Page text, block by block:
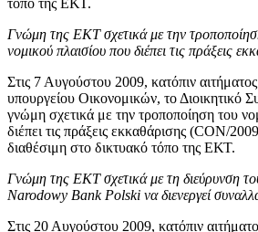
τόπο της ΕΚΤ.
Γνώμη της ΕΚΤ σχετικά με την
νομικού πλαισίου που διέπει τις πράξεις
Στις 7 Αυγούστου 2009, κατόπιν
υπουργείου Οικονομικών, το Διοικητικό
γνώμη σχετικά με την τροποποίηση του
διέπει τις πράξεις εκκαθάρισης (CON/
διαθέσιμη στο δικτυακό τόπο της ΕΚΤ.
Γνώμη της ΕΚΤ σχετικά με τη διεύρυνση
Narodowy Bank Polski να διενεργεί
Στις 20 Αυγούστου 2009, κατόπιν